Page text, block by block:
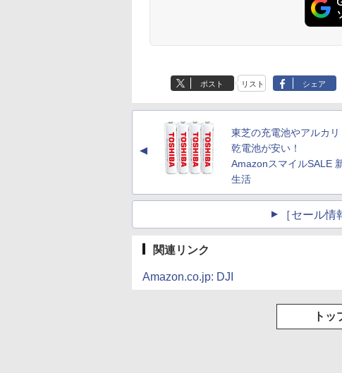
ポスト リスト シェア
▲
東芝の充電池やアルカリ
乾電池が安い！
AmazonスマイルSALE
生活
［セール
関連リンク
Amazon.co.jp: DJI
ト